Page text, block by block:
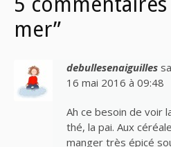
mer”
debullesenaiguilles
16 mai 2016 à 09:48
Ah ce besoin de voir
thé, la pai. Aux
manger très épicé